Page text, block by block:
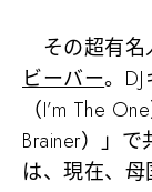
その超有名
ビーバー。
（I’m The
Brainer）」
は、現在、母